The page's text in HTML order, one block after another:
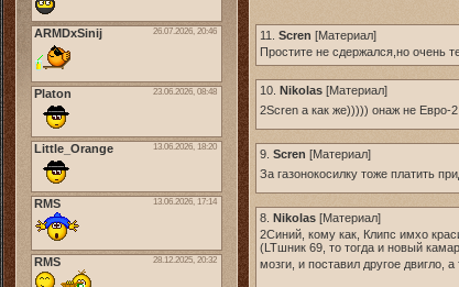
11. Scren [Материал]
Простите не сдержался,но очень
10. Nikolas [Материал]
2Scren а как же))))) онаж не Евро-2
9. Scren [Материал]
За газонокосилку тоже платить
8. Nikolas [Материал]
2Синий, кому как, Клипс имхо
(LTшник 69, то тогда и новый
мозги, и поставил другое двигло,